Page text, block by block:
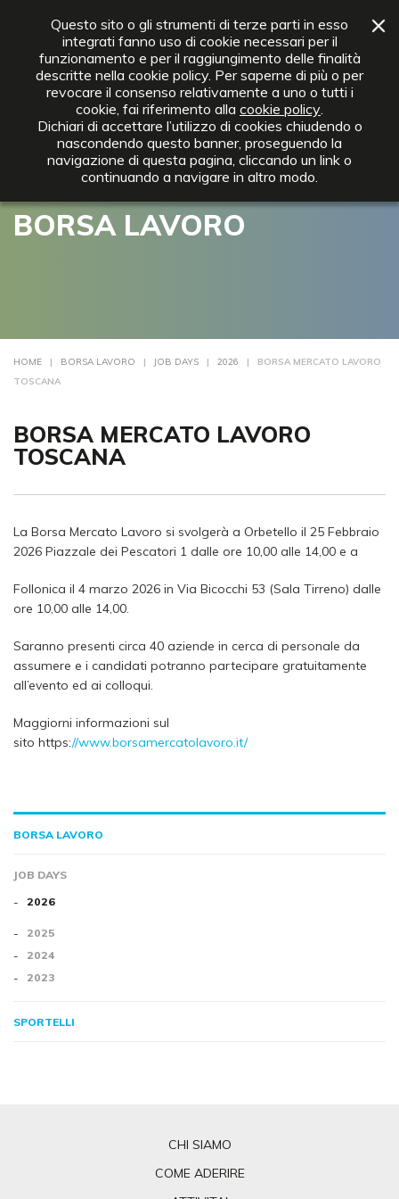
Questo sito o gli strumenti di terze parti in esso
integrati fanno uso di cookie necessari per il
funzionamento e per il raggiungimento delle finalità
descritte nella cookie policy. Per saperne di più o per
revocare il consenso relativamente a uno o tutti i
cookie, fai riferimento alla cookie policy.
Dichiari di accettare l’utilizzo di cookies chiudendo o
nascondendo questo banner, proseguendo la
navigazione di questa pagina, cliccando un link o
continuando a navigare in altro modo.
BORSA LAVORO
HOME | BORSA LAVORO | JOB DAYS | 2026
| BORSA MERCATO LAVORO
TOSCANA
BORSA LAVORO
JOB DAYS
2026
2025
2024
2023
SPORTELLI
BORSA MERCATO LAVORO
TOSCANA
La Borsa Mercato Lavoro si svolgerà a Orbetello il 25 Febbraio
2026 Piazzale dei Pescatori 1 dalle ore 10,00 alle 14,00 e a
Follonica il 4 marzo 2026 in Via Bicocchi 53 (Sala Tirreno) dalle
ore 10,00 alle 14,00.
Saranno presenti circa 40 aziende in cerca di personale da
assumere e i candidati potranno partecipare gratuitamente
all’evento ed ai colloqui.
Maggiorni informazioni sul
sito https://www.borsamercatolavoro.it/
CHI SIAMO
COME ADERIRE